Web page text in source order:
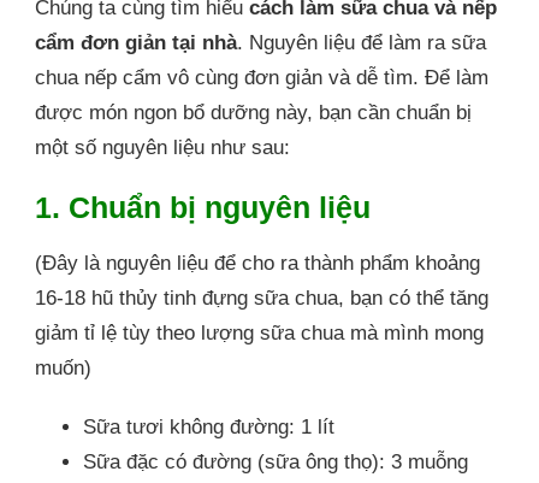
Chúng ta cùng tìm hiểu cách làm sữa chua và nếp
cẩm đơn giản tại nhà. Nguyên liệu để làm ra sữa
chua nếp cẩm vô cùng đơn giản và dễ tìm. Để làm
được món ngon bổ dưỡng này, bạn cần chuẩn bị
một số nguyên liệu như sau:
1. Chuẩn bị nguyên liệu
(Đây là nguyên liệu để cho ra thành phẩm khoảng
16-18 hũ thủy tinh đựng sữa chua, bạn có thể tăng
giảm tỉ lệ tùy theo lượng sữa chua mà mình mong
muốn)
Sữa tươi không đường: 1 lít
Sữa đặc có đường (sữa ông thọ): 3 muỗng